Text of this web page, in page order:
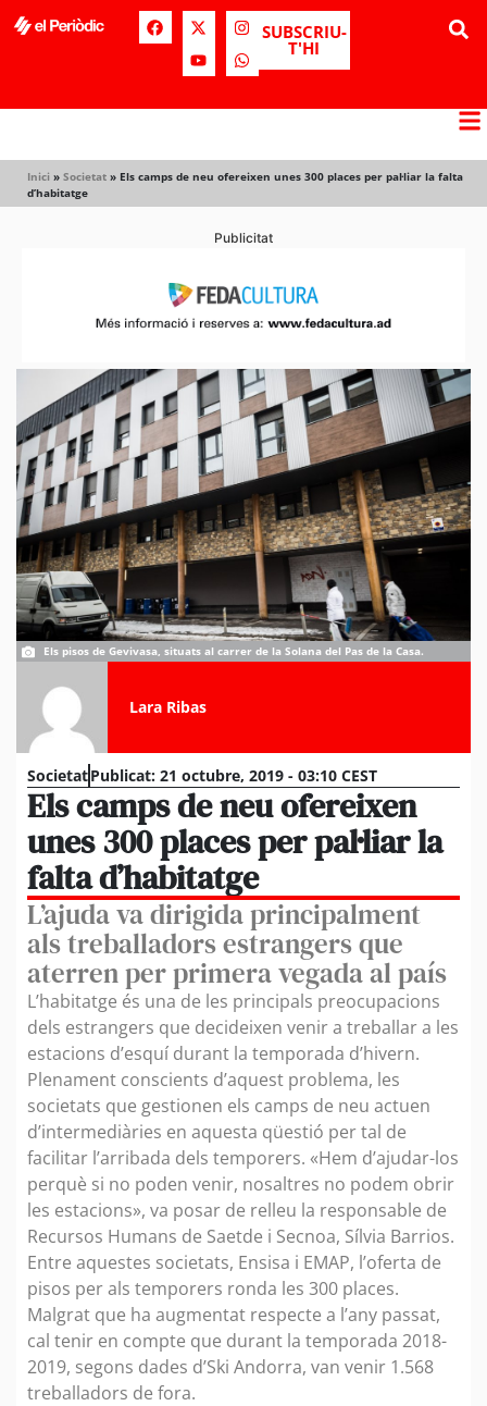
SUBSCRIU-
T'HI
Inici » Societat » Els camps de neu ofereixen unes 300 places per pal·liar la falta
d’habitatge
Publicitat
Els pisos de Gevivasa, situats al carrer de la Solana del Pas de la Casa.
Lara Ribas
SocietatPublicat: 21 octubre, 2019 - 03:10 CEST
Els camps de neu ofereixen
unes 300 places per pal·liar la
falta d’habitatge
L’ajuda va dirigida principalment
als treballadors estrangers que
aterren per primera vegada al país
L’habitatge és una de les principals preocupacions
dels estrangers que decideixen venir a treballar a les
estacions d’esquí durant la temporada d’hivern.
Plenament conscients d’aquest problema, les
societats que gestionen els camps de neu actuen
d’intermediàries en aquesta qüestió per tal de
facilitar l’arribada dels temporers. «Hem d’ajudar-los
perquè si no poden venir, nosaltres no podem obrir
les estacions», va posar de relleu la responsable de
Recursos Humans de Saetde i Secnoa, Sílvia Barrios.
Entre aquestes societats, Ensisa i EMAP, l’oferta de
pisos per als temporers ronda les 300 places.
Malgrat que ha augmentat respecte a l’any passat,
cal tenir en compte que durant la temporada 2018-
2019, segons dades d’Ski Andorra, van venir 1.568
treballadors de fora.